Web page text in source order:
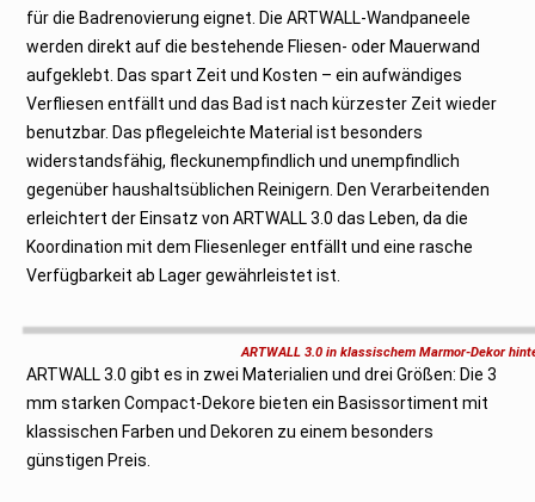
für die Badrenovierung eignet. Die ARTWALL-Wandpaneele
werden direkt auf die bestehende Fliesen- oder Mauerwand
aufgeklebt. Das spart Zeit und Kosten – ein aufwändiges
Verfliesen entfällt und das Bad ist nach kürzester Zeit wieder
benutzbar. Das pflegeleichte Material ist besonders
widerstandsfähig, fleckunempfindlich und unempfindlich
gegenüber haushaltsüblichen Reinigern. Den Verarbeitenden
erleichtert der Einsatz von ARTWALL 3.0 das Leben, da die
Koordination mit dem Fliesenleger entfällt und eine rasche
Verfügbarkeit ab Lager gewährleistet ist.
ARTWALL 3.0 in klassischem Marmor-Dekor
ARTWALL 3.0 gibt es in zwei Materialien und drei Größen: Die 3
mm starken Compact-Dekore bieten ein Basissortiment mit
klassischen Farben und Dekoren zu einem besonders
günstigen Preis.